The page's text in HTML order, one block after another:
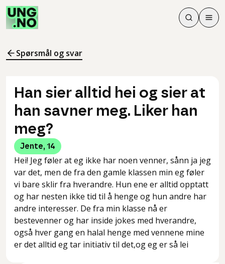
Søk
Søk
Meny
Spørsmål og svar
Han sier alltid hei og sier at
han savner meg. Liker han
meg?
Jente, 14
Hei! Jeg føler at eg ikke har noen venner, sånn ja jeg
var det, men de fra den gamle klassen min eg føler
vi bare sklir fra hverandre. Hun ene er alltid opptatt
og har nesten ikke tid til å henge og hun andre har
andre interesser. De fra min klasse nå er
bestevenner og har inside jokes med hverandre,
også hver gang en halal henge med vennene mine
er det alltid eg tar initiativ til det,og eg er så lei